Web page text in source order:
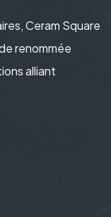
Ceram Square
renommée
alliant